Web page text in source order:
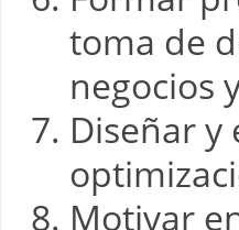
toma de
negocios
Diseñar
Motivar